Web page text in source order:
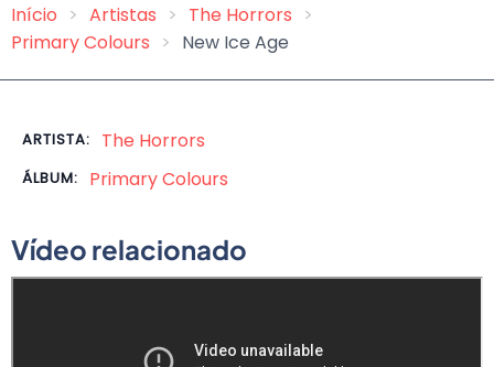
Trilha
Início Artistas
The Horrors
Primary Colours
New Ice Age
ARTISTA: The Horrors
ÁLBUM: Primary Colours
Vídeo relacionado